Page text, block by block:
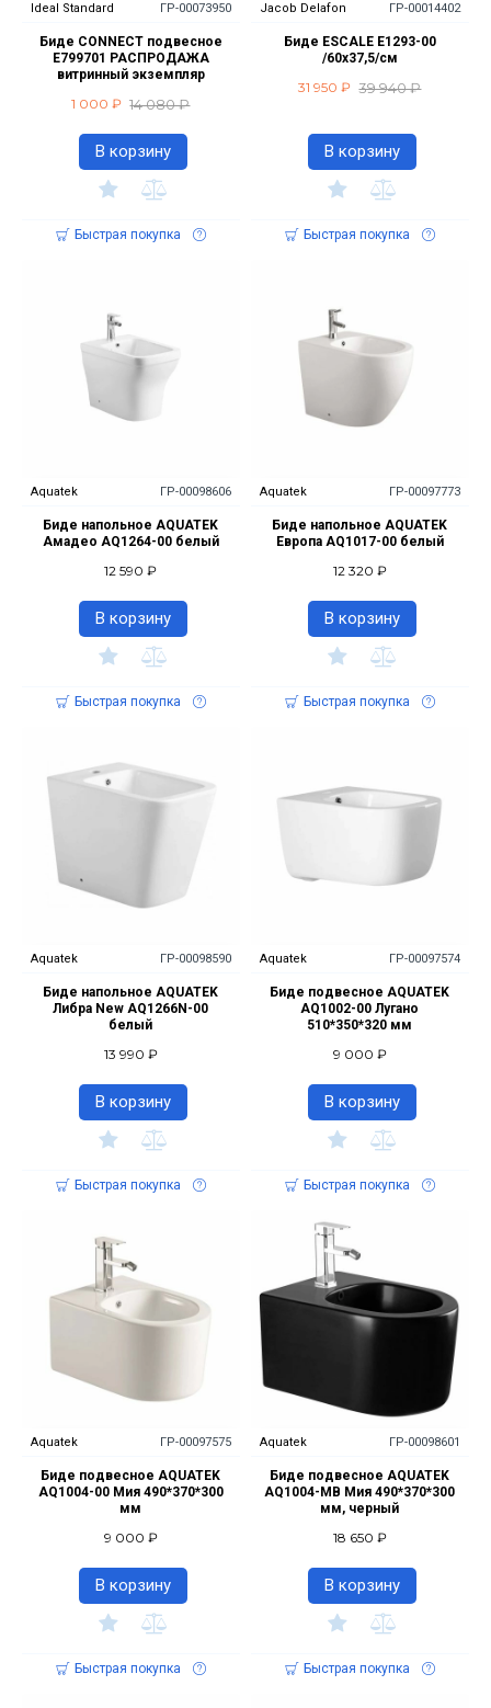
Ideal Standard ГР-00073950
Биде CONNECT подвесное
Е799701 РАСПРОДАЖА
витринный экземпляр
1 000 ₽ 14 080 ₽
В корзину
Быстрая покупка
Jacob Delafon ГР-00014402
Биде ESCALE E1293-00
/60х37,5/см
31 950 ₽ 39 940 ₽
В корзину
Быстрая покупка
Aquatek ГР-00098606
Биде напольное AQUATEK
Амадео AQ1264-00 белый
12 590 ₽
В корзину
Быстрая покупка
Aquatek ГР-00097773
Биде напольное AQUATEK
Европа AQ1017-00 белый
12 320 ₽
В корзину
Быстрая покупка
Aquatek ГР-00098590
Биде напольное AQUATEK
Либра New AQ1266N-00
белый
13 990 ₽
В корзину
Быстрая покупка
Aquatek ГР-00097574
Биде подвесное AQUATEK
AQ1002-00 Лугано
510*350*320 мм
9 000 ₽
В корзину
Быстрая покупка
Aquatek ГР-00097575
Биде подвесное AQUATEK
AQ1004-00 Мия 490*370*300
мм
9 000 ₽
В корзину
Быстрая покупка
Aquatek ГР-00098601
Биде подвесное AQUATEK
AQ1004-MB Мия 490*370*300
мм, черный
18 650 ₽
В корзину
Быстрая покупка